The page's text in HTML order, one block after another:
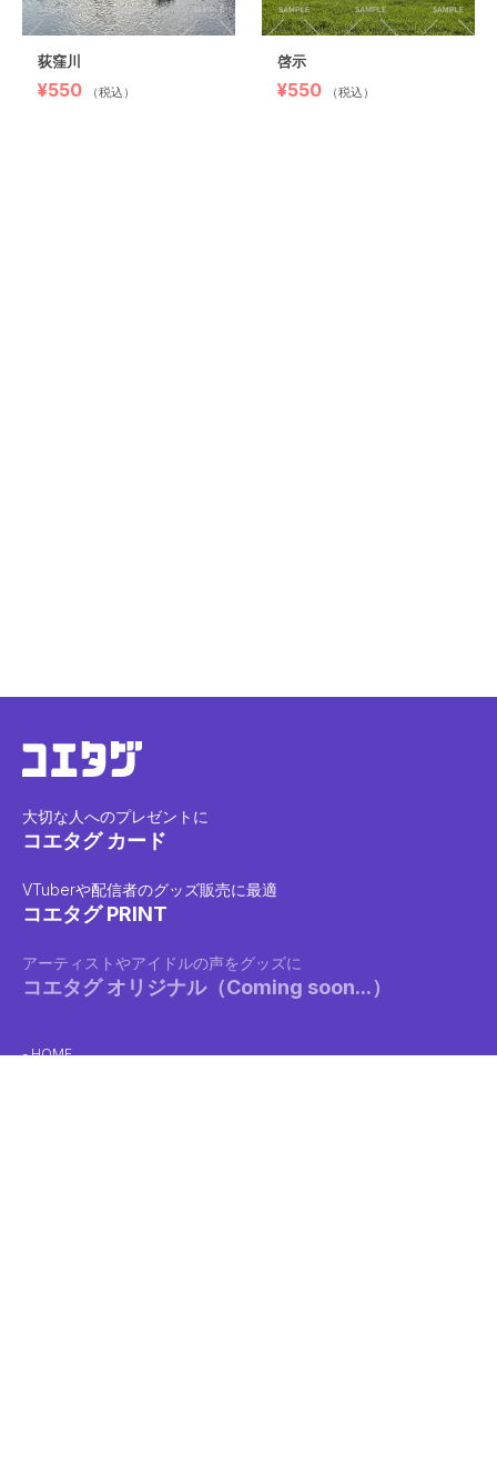
荻窪川
¥550 （税込）
啓示
¥550 （税込）
大切な人へのプレゼントに
コエタグ カード
VTuberや配信者のグッズ販売に最適
コエタグ PRINT
アーティストやアイドルの声をグッズに
コエタグ オリジナル（Coming soon...）
HOME